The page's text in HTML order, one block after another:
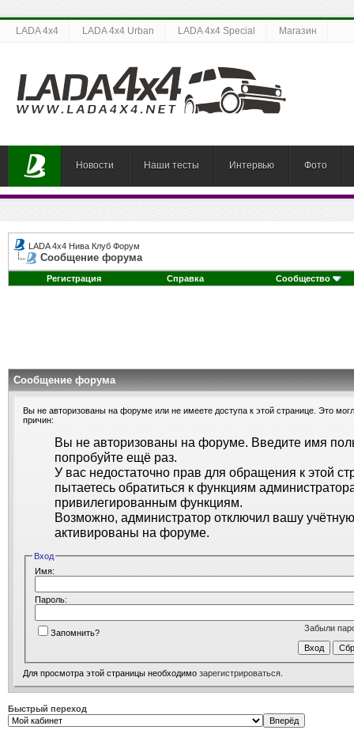
LADA 4x4 LADA 4x4 Urban LADA 4x4 Special Магазин
Новости Наши тесты Интервью Фото
LADA 4x4 Нива Клуб Форум
Сообщение форума
Регистрация Справка Сообщество
Сообщение форума
Вы не авторизованы на форуме или не имеете доступа к этой странице. Это
причин:
Вы не авторизованы на форуме. Введите имя
попробуйте ещё раз.
У вас недостаточно прав для обращения к этой
пытаетесь обратиться к функциям
привилегированным функциям.
Возможно, администратор отключил вашу
активированы на форуме.
Вход
Имя:
Пароль:
Забыли
Запомнить?
Для просмотра этой страницы необходимо зарегистрироваться
Быстрый переход